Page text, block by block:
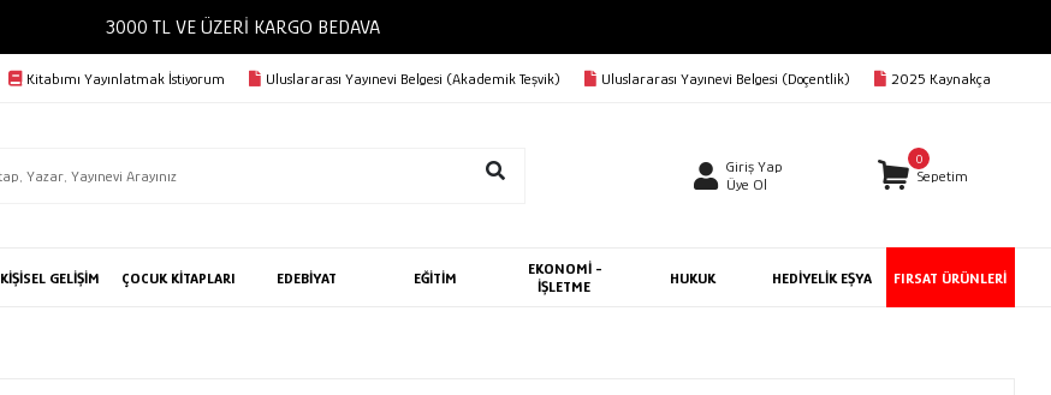
3000 TL VE ÜZERİ KARGO BEDAVA
Kitabımı Yayınlatmak İstiyorum Uluslararası Yayınevi Belgesi (Akademik Teşvik) Uluslararası Yayınevi Belgesi (Doçentlik) 2025 Kaynakça
Giriş Yap
Üye Ol
0
Sepetim
KİŞİSEL GELİŞİM ÇOCUK KİTAPLARI EDEBİYAT EĞİTİM
EKONOMİ -
İŞLETME
HUKUK HEDİYELİK EŞYA FIRSAT ÜRÜNLERİ